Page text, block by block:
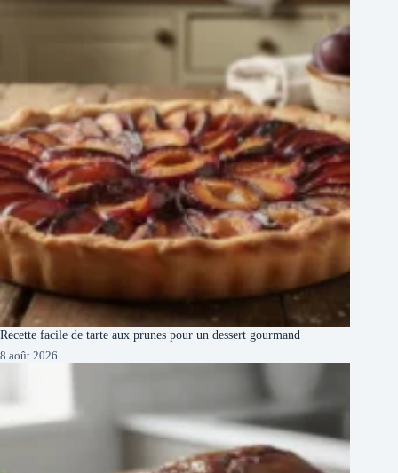
Recette facile de tarte aux prunes pour un dessert gourmand
8 août 2026